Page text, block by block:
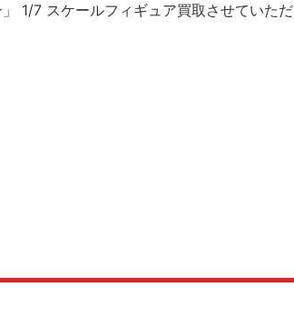
1/7 スケールフィギュア買取させていただ